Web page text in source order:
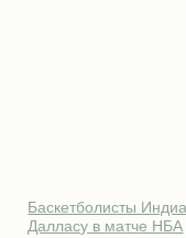
Баскетболисты
Далласу в матче НБА